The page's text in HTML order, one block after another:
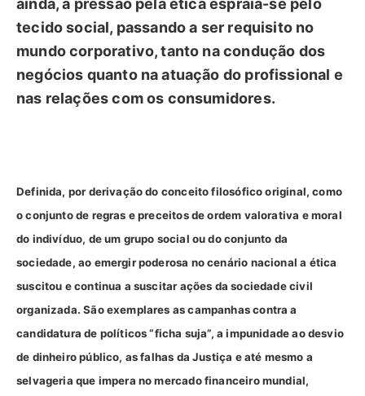
ainda, a pressão pela ética espraia-se pelo
tecido social, passando a ser requisito no
mundo corporativo, tanto na condução dos
negócios quanto na atuação do profissional e
nas relações com os consumidores.
Definida, por derivação do conceito filosófico original, como
o conjunto de regras e preceitos de ordem valorativa e moral
do indivíduo, de um grupo social ou do conjunto da
sociedade, ao emergir poderosa no cenário nacional a ética
suscitou e continua a suscitar ações da sociedade civil
organizada. São exemplares as campanhas contra a
candidatura de políticos “ficha suja”, a impunidade ao desvio
de dinheiro público, as falhas da Justiça e até mesmo a
selvageria que impera no mercado financeiro mundial,